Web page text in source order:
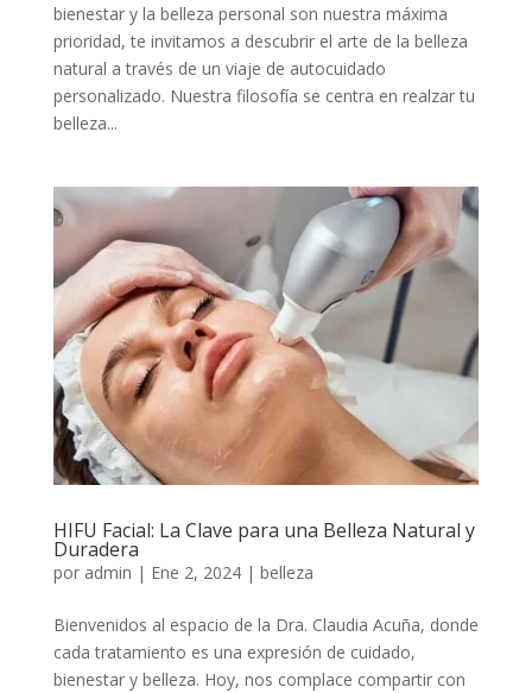
bienestar y la belleza personal son nuestra máxima
prioridad, te invitamos a descubrir el arte de la belleza
natural a través de un viaje de autocuidado
personalizado. Nuestra filosofía se centra en realzar tu
belleza...
HIFU Facial: La Clave para una Belleza Natural y
Duradera
por admin | Ene 2, 2024| belleza
Bienvenidos al espacio de la Dra. Claudia Acuña, donde
cada tratamiento es una expresión de cuidado,
bienestar y belleza. Hoy, nos complace compartir con